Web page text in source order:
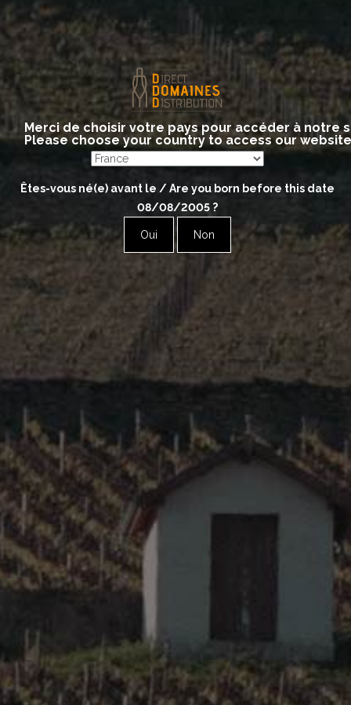
Site internet
www.herve-kerlann.com
Région : Burgundy – Côte de Beaune
Merci de choisir votre pays pour accéder à notre
Please choose your country to access our website
Êtes-vous né(e) avant le / Are you born before this date
08/08/2005?
Oui Non